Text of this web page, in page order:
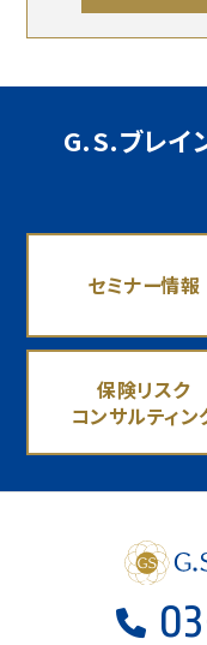
G.S.ブレイ
セミナー情報
保険リスク
コンサルティン